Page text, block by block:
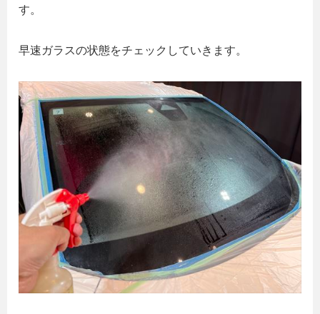
す。
早速ガラスの状態をチェックしていきます。